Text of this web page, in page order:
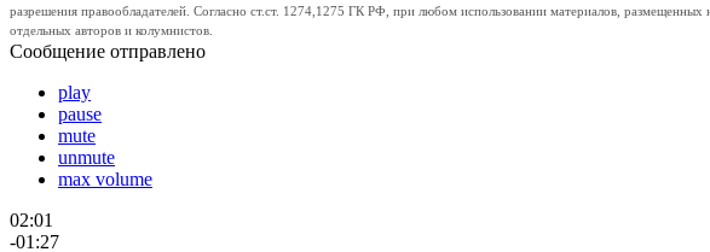
разрешения правообладателей. Согласно ст.ст. 1274,1275 ГК РФ, при любом использовании материалов,
отдельных авторов и колумнистов.
Сообщение отправлено
play
pause
mute
unmute
max volume
02:01
-01:27